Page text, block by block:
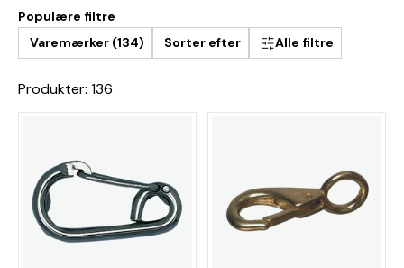
Populære filtre
Varemærker (134)
Sorter efter Alle filtre
Produkter: 136